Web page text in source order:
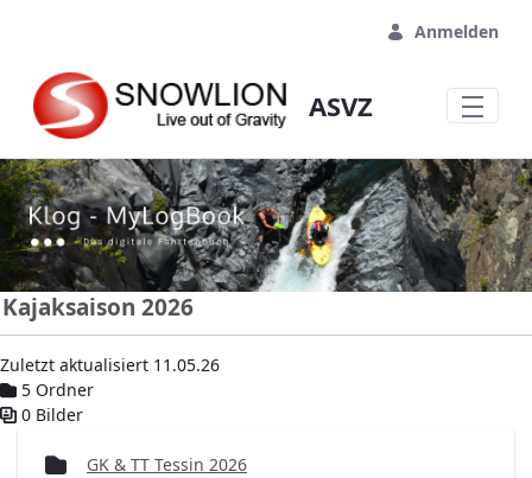
Anmelden
ASVZ
Kajaksaison 2026
Zuletzt aktualisiert 11.05.26
5 Ordner
0 Bilder
GK & TT Tessin 2026